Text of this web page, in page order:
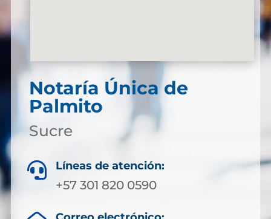
Notaría Única de
Palmito
Sucre
 Líneas de atención:
+57 301 820 0590